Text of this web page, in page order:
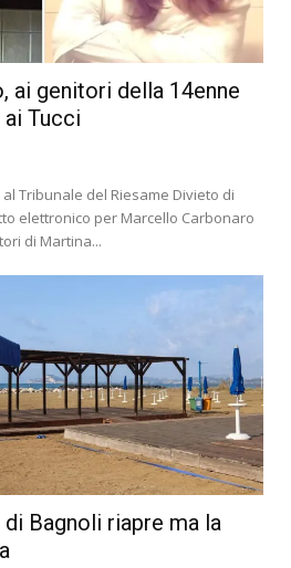
ai genitori della 14enne
Tucci
Tribunale del Riesame Divieto di
elettronico per Marcello Carbonaro
di Martina...
Bagnoli riapre ma la